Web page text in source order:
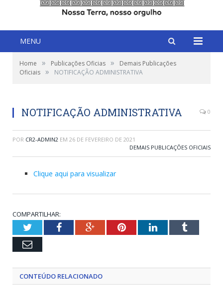
MENU
Home » Publicações Oficias »
Demais Publicações
Oficiais » NOTIFICAÇÃO ADMINISTRATIVA
NOTIFICAÇÃO ADMINISTRATIVA 0
POR CR2-ADMIN2 EM 26 DE FEVEREIRO DE 2021
DEMAIS PUBLICAÇÕES OFICIAIS
Clique aqui para visualizar
COMPARTILHAR:
TwitterFacebookGoogle+PinterestLinkedInTumblr
Email
CONTEÚDO RELACIONADO